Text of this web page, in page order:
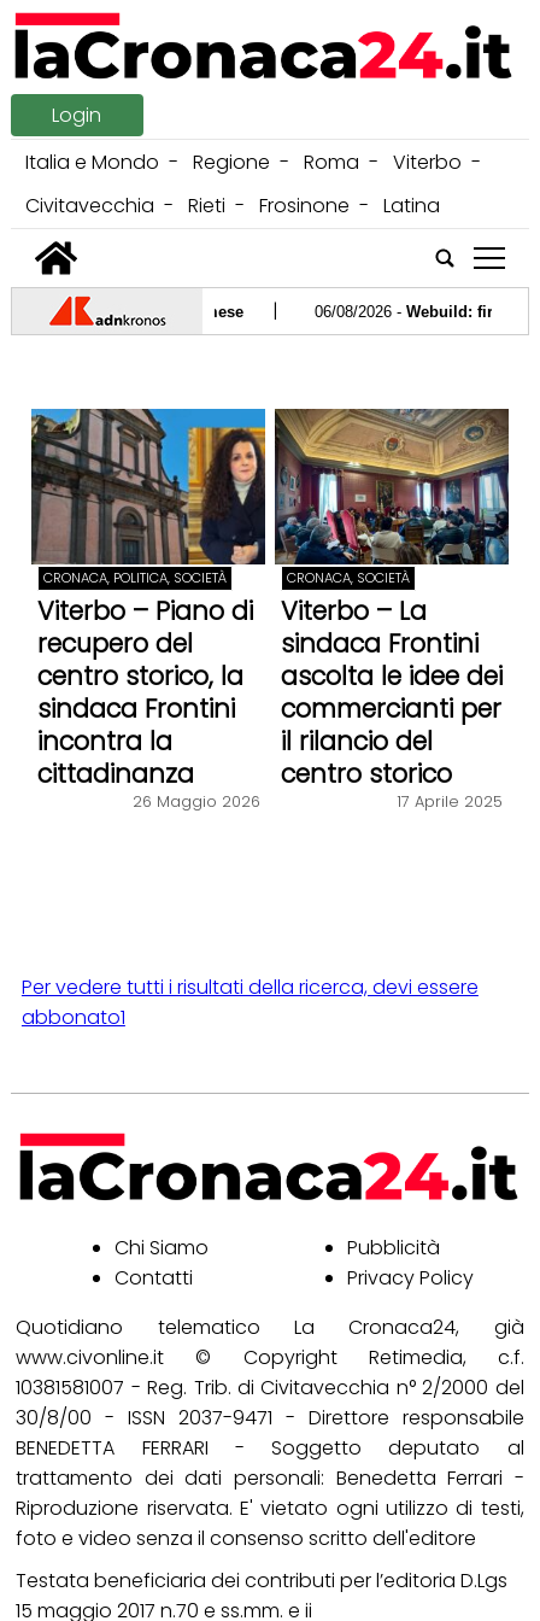
Login
Italia e Mondo
Regione Roma
Viterbo
Civitavecchia
Rieti Frosinone
Latina
tap
faccia a faccia a fine mese| 06/08/2026 -Webuild: firmato
|
CRONACA, POLITICA, SOCIETÀ
Viterbo – Piano di
recupero del
centro storico, la
sindaca Frontini
incontra la
cittadinanza
26 Maggio 2026
CRONACA, SOCIETÀ
Viterbo – La
sindaca Frontini
ascolta le idee dei
commercianti per
il rilancio del
centro storico
17 Aprile 2025
Per vedere tutti i risultati della ricerca, devi essere
abbonato1
Chi Siamo
Contatti
Pubblicità
Privacy Policy
Quotidiano telematico La Cronaca24, già
www.civonline.it © Copyright Retimedia, c.f.
10381581007 - Reg. Trib. di Civitavecchia n° 2/2000 del
30/8/00 - ISSN 2037-9471 - Direttore responsabile
BENEDETTA FERRARI - Soggetto deputato al
trattamento dei dati personali: Benedetta Ferrari -
Riproduzione riservata. E' vietato ogni utilizzo di testi,
foto e video senza il consenso scritto dell'editore
Testata beneficiaria dei contributi per l’editoria D.Lgs
15 maggio 2017 n.70 e ss.mm. e ii